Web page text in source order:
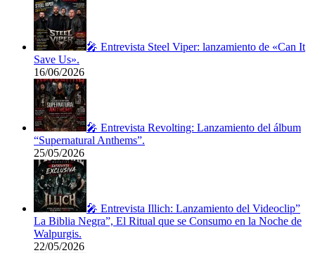
🎤 Entrevista Steel Viper: lanzamiento de «Can It
Save Us».
16/06/2026
🎤 Entrevista Revolting: Lanzamiento del álbum
“Supernatural Anthems”.
25/05/2026
🎤 Entrevista Illich: Lanzamiento del Videoclip”
La Biblia Negra”, El Ritual que se Consumo en la Noche de
Walpurgis.
22/05/2026